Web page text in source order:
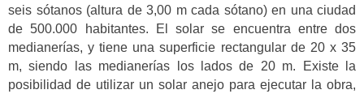
seis sótanos (altura de 3,00 m cada sótano) en una ciudad
de 500.000 habitantes. El solar se encuentra entre dos
medianerías, y tiene una superficie rectangular de 20 x 35
m, siendo las medianerías los lados de 20 m. Existe la
posibilidad de utilizar un solar anejo para ejecutar la obra,